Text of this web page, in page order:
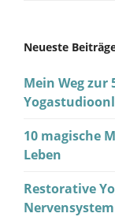
Neueste
Mein Weg zur
10 magische
Leben
Restorative
Nervensystem